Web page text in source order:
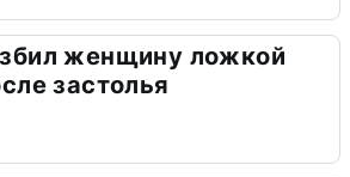
женщину ложкой
застолья